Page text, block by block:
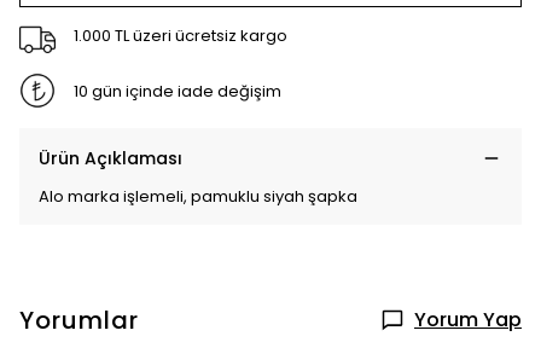
1.000 TL üzeri ücretsiz kargo
10 gün içinde iade değişim
Ürün Açıklaması
Alo marka işlemeli, pamuklu siyah şapka
Yorumlar Yorum Yap